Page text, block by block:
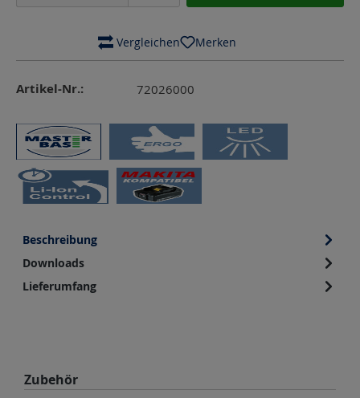
Vergleichen Merken
Artikel-Nr.: 72026000
Beschreibung
Downloads
Lieferumfang
Produktgalerie überspringen
Zubehör